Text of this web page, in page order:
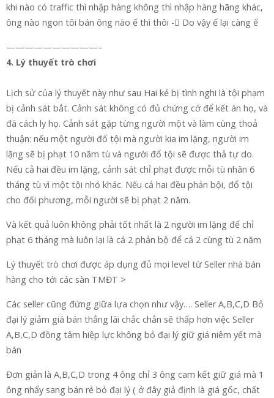
khi nào có traffic thì nhập hàng không thì nhập hàng hãng khác,
ông nào ngon tôi bán ông nào ế thì thôi - Do vậy ế lại càng ế
——————————–
4. Lý thuyết trò chơi
Lịch sử của lý thuyết này như sau Hai kẻ bị tình nghi là tội phạm
bị cảnh sát bắt. Cảnh sát không có đủ chứng cớ để kết án họ, và
đã cách ly họ. Cảnh sát gặp từng người một và làm cùng thoả
thuận: nếu một người đổ tội mà người kia im lặng, người im
lặng sẽ bị phạt 10 năm tù và người đổ tội sẽ được thả tự do.
Nếu cả hai đều im lặng, cảnh sát chỉ phạt được mỗi tù nhân 6
tháng tù vì một tội nhỏ khác. Nếu cả hai đều phản bội, đổ tội
cho đối phương, mỗi người sẽ bị phạt 2 năm.
Và kết quả luôn không phải tốt nhất là 2 người im lặng để chỉ
phạt 6 tháng mà luôn lại là cả 2 phản bộ để cả 2 cùng tù 2 năm
Lý thuyết trò chơi được áp dụng đủ mọi level từ Seller nhà bán
hàng cho tới các sàn TMĐT >
Các seller cũng đứng giữa lựa chọn như vậy…. Seller A,B,C,D Bỏ
đại lý giảm giá bán thẳng lãi chắc chắn sẽ thấp hơn việc Seller
A,B,C,D đồng tâm hiệp lực không bỏ đại lý giữ giá niêm yết mà
bán
Đơn giản là A,B,C,D trong 4 ông chỉ 3 ông cam kết giữ giá mà 1
ông nhẩy sang bán rẻ bỏ đại lý ( ở đây giả định là giá gốc, chất